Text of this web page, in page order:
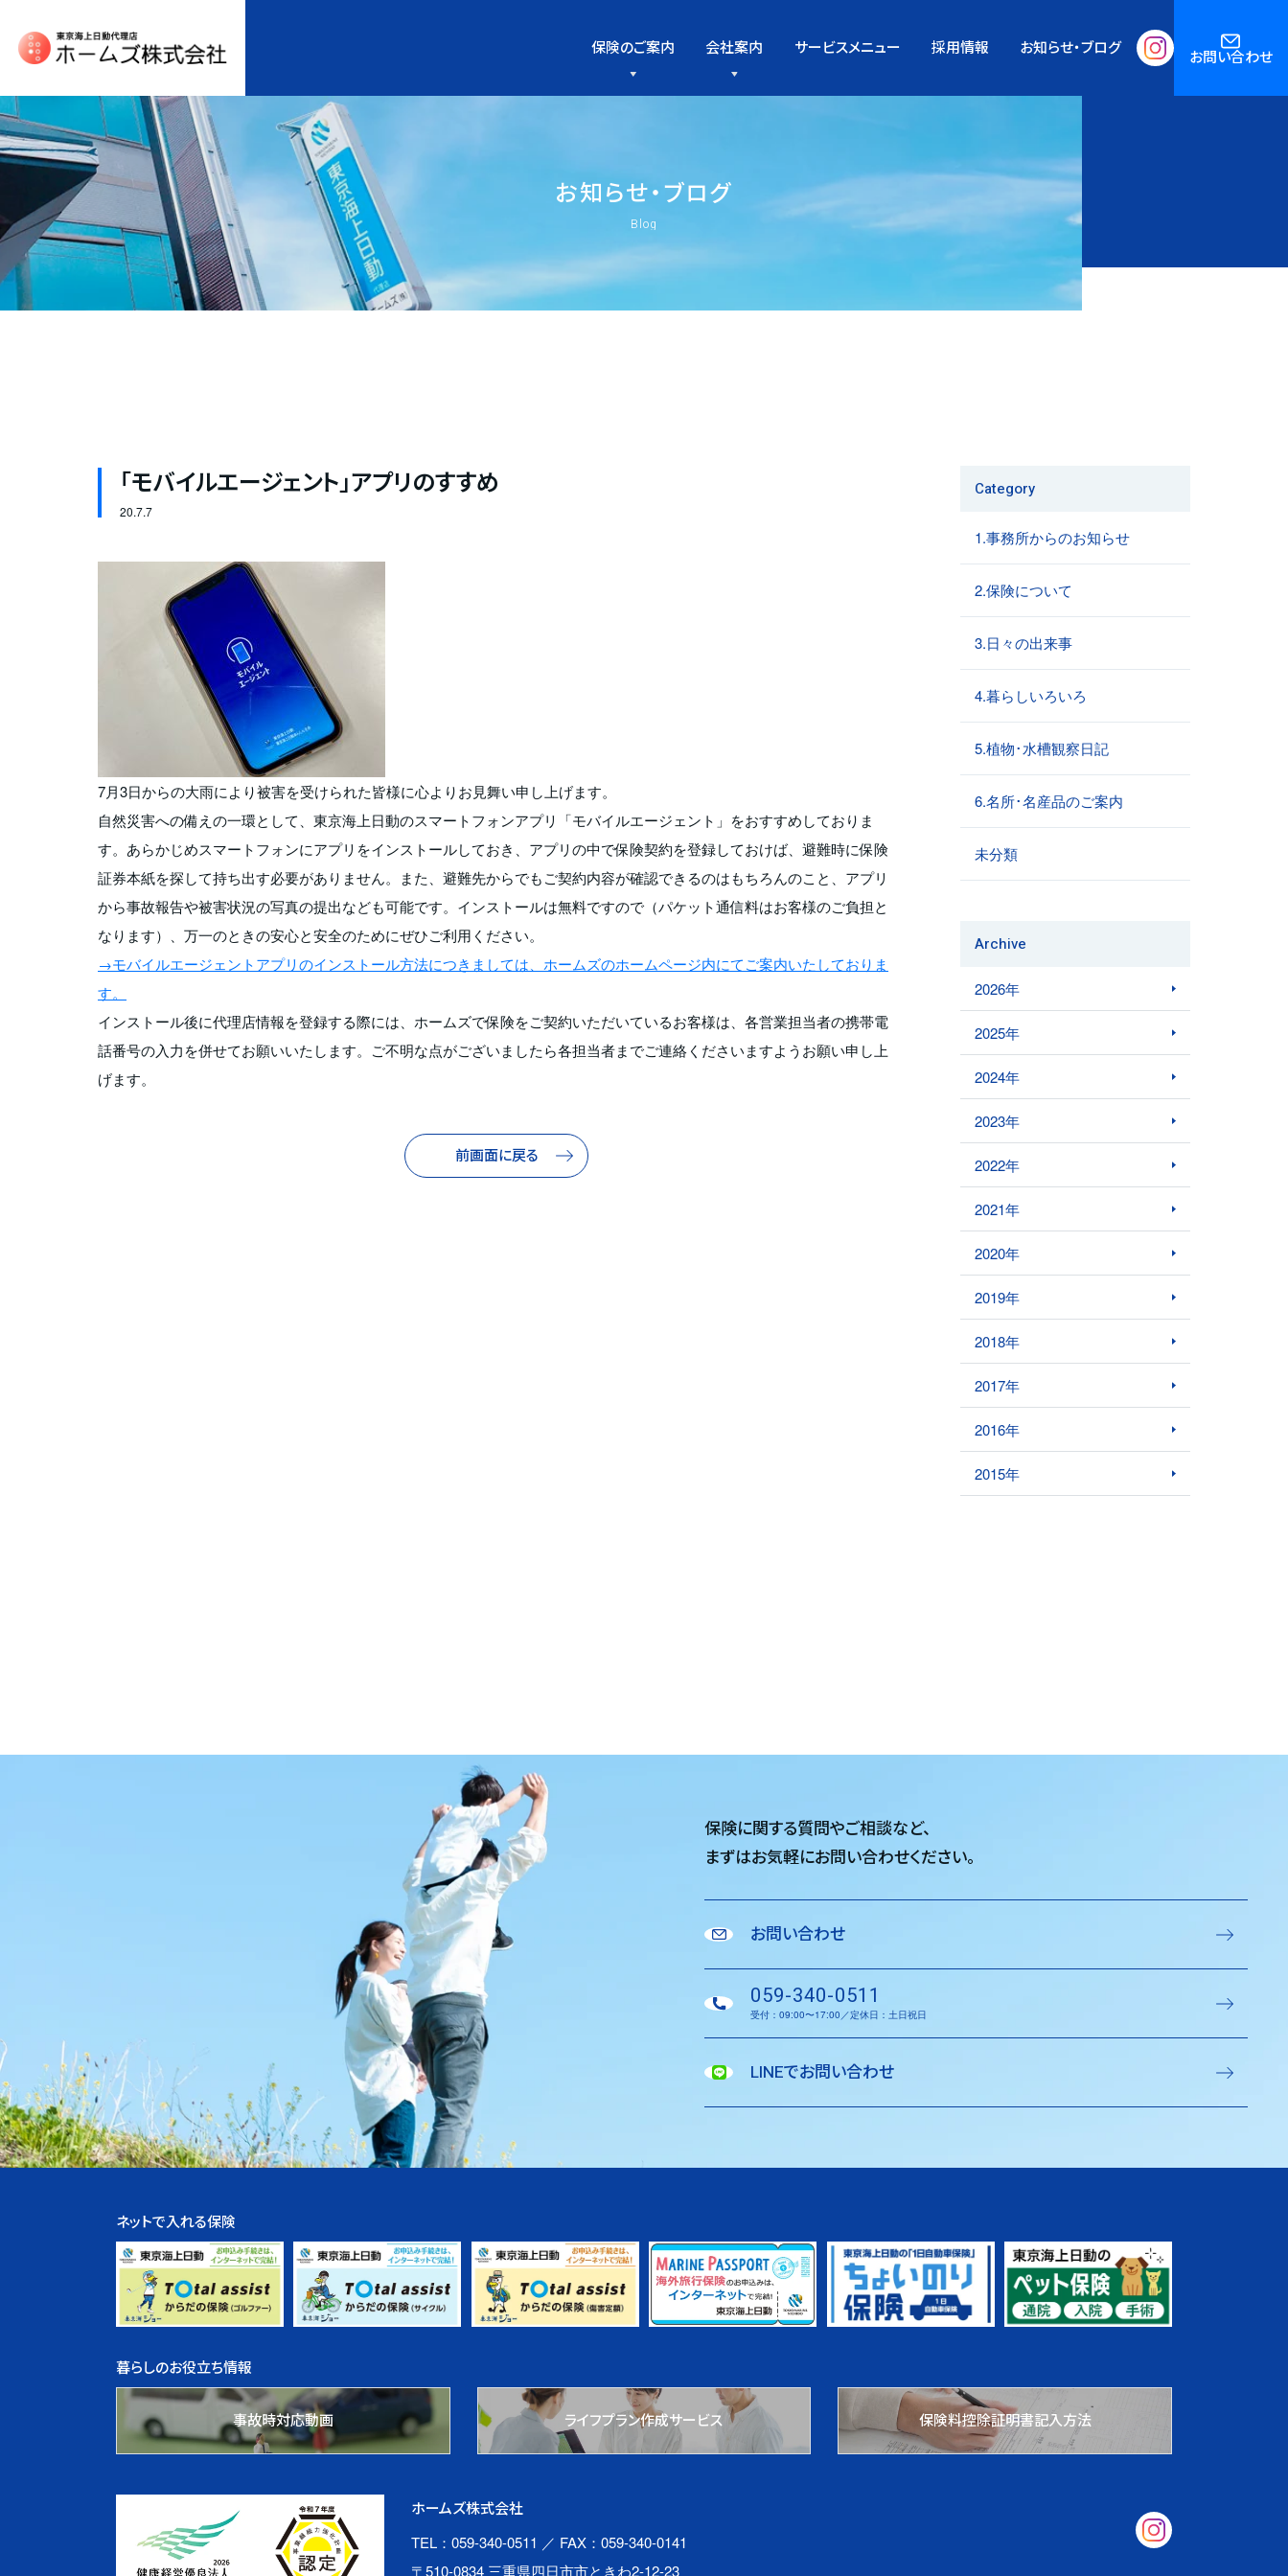
保険のご案内 会社案内 サービスメニュー 採用情報 お知らせ・ブログ お問い合わせ
お知らせ・ブログ
Blog
「モバイルエージェント」アプリのすすめ
20.7.7
7月3日からの大雨により被害を受けられた皆様に心よりお見舞い申し上げます。
自然災害への備えの一環として、東京海上日動のスマートフォンアプリ「モバイルエージェント」をおすすめしておりま
す。あらかじめスマートフォンにアプリをインストールしておき、アプリの中で保険契約を登録しておけば、避難時に保険
証券本紙を探して持ち出す必要がありません。また、避難先からでもご契約内容が確認できるのはもちろんのこと、アプリ
から事故報告や被害状況の写真の提出なども可能です。インストールは無料ですので（パケット通信料はお客様のご負担と
なります）、万一のときの安心と安全のためにぜひご利用ください。
→モバイルエージェントアプリのインストール方法につきましては、ホームズのホームページ内にてご案内いたしておりま
す。
インストール後に代理店情報を登録する際には、ホームズで保険をご契約いただいているお客様は、各営業担当者の携帯電
話番号の入力を併せてお願いいたします。ご不明な点がございましたら各担当者までご連絡くださいますようお願い申し上
げます。
前画面に戻る
Category
1.事務所からのお知らせ
2.保険について
3.日々の出来事
4.暮らしいろいろ
5.植物･水槽観察日記
6.名所･名産品のご案内
未分類
Archive
2026年
2025年
2024年
2023年
2022年
2021年
2020年
2019年
2018年
2017年
2016年
2015年
保険に関する質問やご相談など、
まずはお気軽にお問い合わせください。
お問い合わせ
059-340-0511
受付：09:00〜17:00／定休日：土日祝日
LINEでお問い合わせ
ネットで入れる保険
暮らしのお役立ち情報
事故時対応動画 ライフプラン作成サービス 保険料控除証明書記入方法
ホームズ株式会社
TEL：059-340-0511 ／ FAX：059-340-0141
〒510-0834 三重県四日市市ときわ2-12-23